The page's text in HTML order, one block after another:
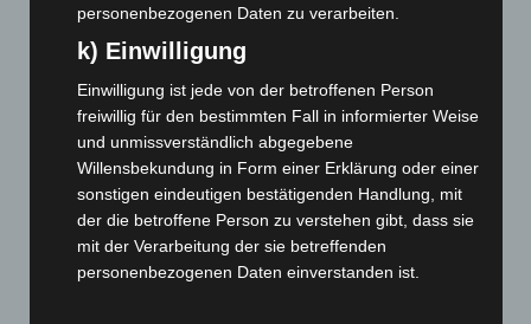
Februar 2026
(109)
Dezember 2025 (103)
November 2025(114)
Oktober 2025(112)
September 2025(93)
August 2025(90)
Juli 2025(90)
personenbezogenen Daten zu verarbeiten.
k) Einwilligung
Einwilligung ist jede von der betroffenen Person
freiwillig für den bestimmten Fall in informierter Weise
und unmissverständlich abgegebene
Willensbekundung in Form einer Erklärung oder einer
sonstigen eindeutigen bestätigenden Handlung, mit
der die betroffene Person zu verstehen gibt, dass sie
mit der Verarbeitung der sie betreffenden
personenbezogenen Daten einverstanden ist.